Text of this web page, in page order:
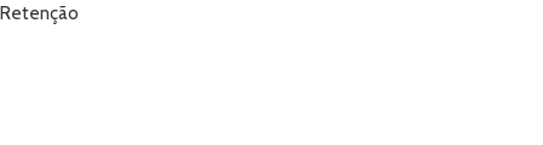
Retenção